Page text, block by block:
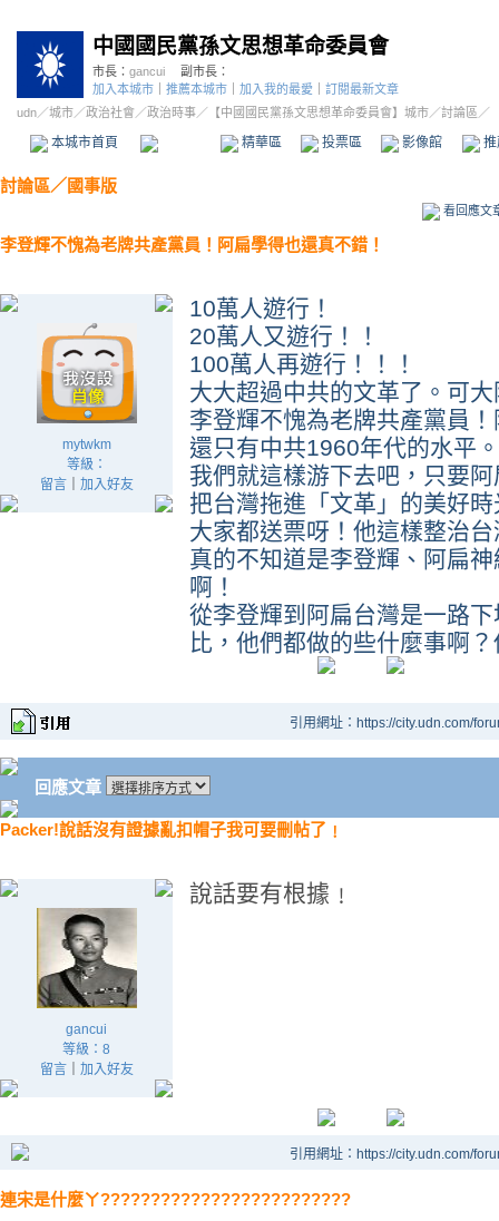
中國國民黨孫文思想革命委員會
市長： gancui
副市長：
加入本城市
推薦本城市 加入我的最愛
訂閱最新文章
udn／城市／政治社會 ／政治時事／ 【中國國民黨孫文思想革命委員會】城市／討論區／
本城市首頁 精華區 投票區 影像館
討論區／ 國事版
看回應文
李登輝不愧為老牌共產黨員！阿扁學得也還真不錯！
mytwkm
等級：
留言｜ 加入好友
10萬人遊行！
20萬人又遊行！！
100萬人再遊行！！！
大大超過中共的文革了。可
李登輝不愧為老牌共產黨員
還只有中共1960年代的水平。
我們就這樣游下去吧，只要
把台灣拖進「文革」的美好時
大家都送票呀！他這樣整治
真的不知道是李登輝、阿扁
啊！
從李登輝到阿扁台灣是一路
比，他們都做的些什麼事啊
引用網址：https://city.udn.com/
回應文章
Packer!說話沒有證據亂扣帽子我可要刪帖了﹗
gancui
等級：8
留言｜ 加入好友
說話要有根據﹗
引用網址：https://city.udn.com/
連宋是什麼ㄚ?????????????????????????